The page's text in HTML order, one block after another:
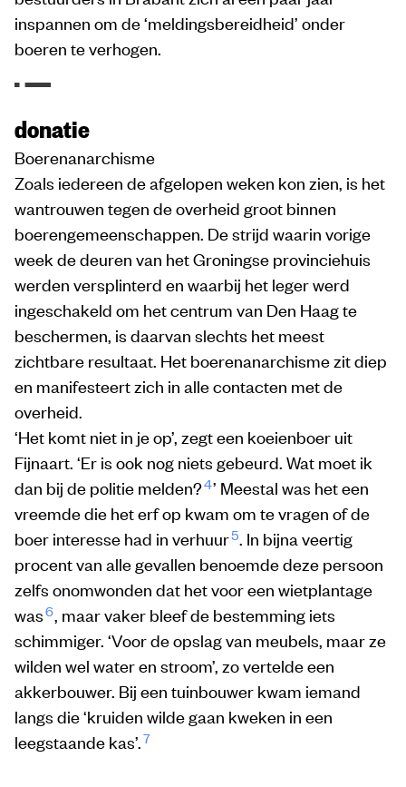
inspannen om de ‘meldingsbereidheid’ onder
boeren te verhogen.
donatie
Boerenanarchisme
Zoals iedereen de afgelopen weken kon zien, is het
wantrouwen tegen de overheid groot binnen
boerengemeenschappen. De strijd waarin vorige
week de deuren van het Groningse provinciehuis
werden versplinterd en waarbij het leger werd
ingeschakeld om het centrum van Den Haag te
beschermen, is daarvan slechts het meest
zichtbare resultaat. Het boerenanarchisme zit diep
en manifesteert zich in alle contacten met de
overheid.
‘Het komt niet in je op’, zegt een koeienboer uit
Fijnaart. ‘Er is ook nog niets gebeurd. Wat moet ik
dan bij de politie melden?4’ Meestal was het een
vreemde die het erf op kwam om te vragen of de
boer interesse had in verhuur5. In bijna veertig
procent van alle gevallen benoemde deze persoon
zelfs onomwonden dat het voor een wietplantage
was6, maar vaker bleef de bestemming iets
schimmiger. ‘Voor de opslag van meubels, maar ze
wilden wel water en stroom’, zo vertelde een
akkerbouwer. Bij een tuinbouwer kwam iemand
langs die ‘kruiden wilde gaan kweken in een
leegstaande kas’.7